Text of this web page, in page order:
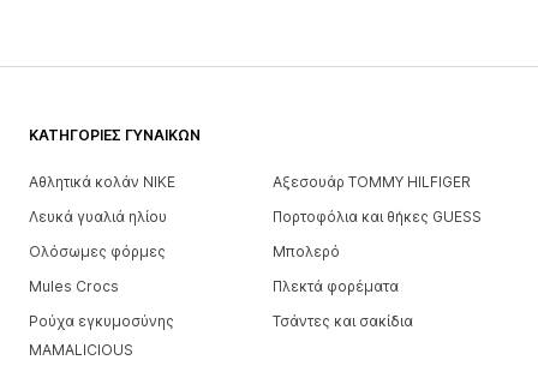
ΚΑΤΗΓΟΡΊΕΣ ΓΥΝΑΙΚΏΝ
Αθλητικά κολάν NIKE
Αξεσουάρ TOMMY HILFIGER
Λευκά γυαλιά ηλίου
Πορτοφόλια και θήκες GUESS
Ολόσωμες φόρμες
Μπολερό
Mules Crocs
Πλεκτά φορέματα
Ρούχα εγκυμοσύνης
MAMALICIOUS
Τσάντες και σακίδια